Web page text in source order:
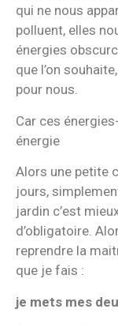
qui ne nous
polluent, elles
énergies
que l’on
pour nous.
Car ces
énergie
Alors une petite
jours,
jardin c’est
d’obligatoire.
reprendre la
que je fais :
je mets mes